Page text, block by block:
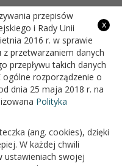
GMINY BIAŁOPOLE
x
przepisów
i Rady Unii
2016 r. w sprawie
przetwarzaniem danych
przepływu takich danych
rozporządzenie o
dnia 25 maja 2018 r. na
Polityka
(ang. cookies), dzięki
W każdej chwili
ustawieniach swojej